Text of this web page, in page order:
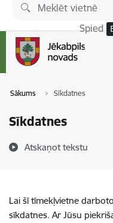
Pāriet uz lapas saturu
Spied
Sākums Sīkdatnes
Sīkdatnes
Atskaņot tekstu
Lai šī tīmekļvietne
sīkdatnes. Ar Jūsu